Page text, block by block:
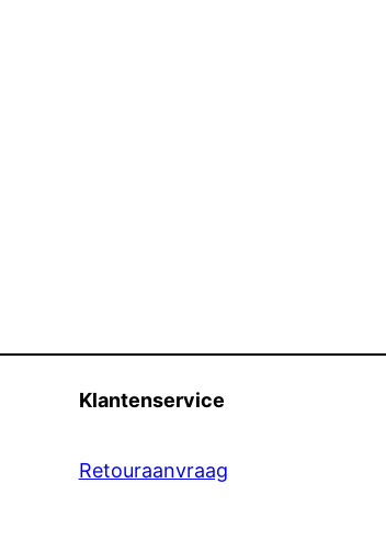
Klantenservice
Retouraanvraag